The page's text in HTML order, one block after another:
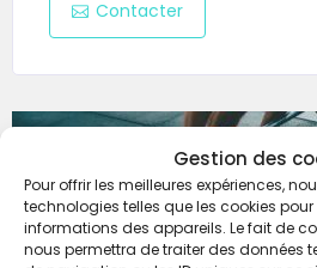
Gestion des
Pour offrir les meilleures expériences,
technologies telles que les cookies
informations des appareils. Le fait de
nous permettra de traiter des données
100 Wallball
TARIFS :
plateforme)
Solo: 60€ (hors frais de
Contacter